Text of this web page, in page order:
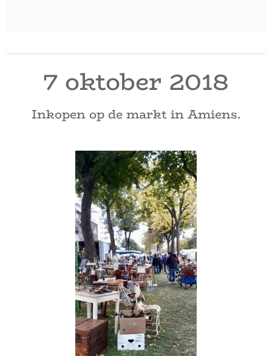
7 oktober 2018
Inkopen op de markt in Amiens.